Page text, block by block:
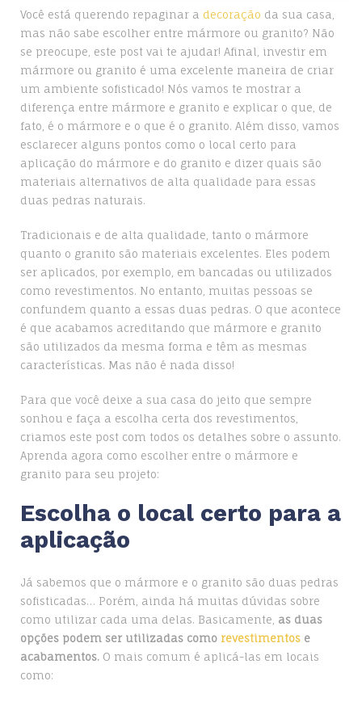
Você está querendo repaginar a decoração da sua casa,
mas não sabe escolher entre mármore ou granito? Não
se preocupe, este post vai te ajudar! Afinal, investir em
mármore ou granito é uma excelente maneira de criar
um ambiente sofisticado! Nós vamos te mostrar a
diferença entre mármore e granito e explicar o que, de
fato, é o mármore e o que é o granito. Além disso, vamos
esclarecer alguns pontos como o local certo para
aplicação do mármore e do granito e dizer quais são
materiais alternativos de alta qualidade para essas
duas pedras naturais.
Tradicionais e de alta qualidade, tanto o mármore
quanto o granito são materiais excelentes. Eles podem
ser aplicados, por exemplo, em bancadas ou utilizados
como revestimentos. No entanto, muitas pessoas se
confundem quanto a essas duas pedras. O que acontece
é que acabamos acreditando que mármore e granito
são utilizados da mesma forma e têm as mesmas
características. Mas não é nada disso!
Para que você deixe a sua casa do jeito que sempre
sonhou e faça a escolha certa dos revestimentos,
criamos este post com todos os detalhes sobre o assunto.
Aprenda agora como escolher entre o mármore e
granito para seu projeto:
Escolha o local certo para a
aplicação
Já sabemos que o mármore e o granito são duas pedras
sofisticadas… Porém, ainda há muitas dúvidas sobre
como utilizar cada uma delas. Basicamente, as duas
opções podem ser utilizadas como revestimentos e
acabamentos. O mais comum é aplicá-las em locais
como: